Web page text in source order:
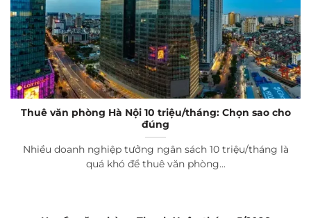
Thuê văn phòng Hà Nội 10 triệu/tháng: Chọn sao cho
đúng
Nhiều doanh nghiệp tưởng ngân sách 10 triệu/tháng là
quá khó để thuê văn phòng...